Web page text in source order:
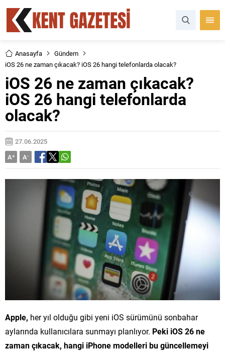
Anasayfa
Gündem
iOS 26 ne zaman çıkacak? iOS 26 hangi telefonlarda olacak?
iOS 26 ne zaman çıkacak?
iOS 26 hangi telefonlarda
olacak?
27.06.2025
A+ A-
Apple, her yıl olduğu gibi yeni iOS sürümünü sonbahar
aylarında kullanıcılara sunmayı planlıyor. Peki iOS 26 ne
zaman çıkacak, hangi iPhone modelleri bu güncellemeyi